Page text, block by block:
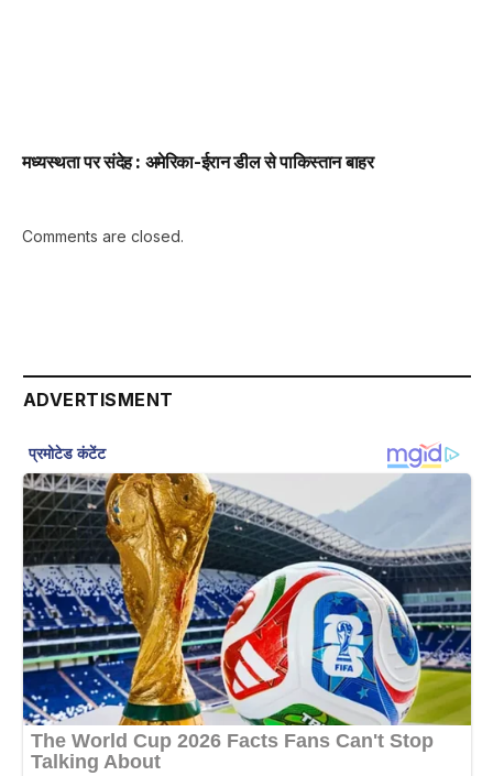
मध्यस्थता पर संदेह : अमेरिका-ईरान डील से पाकिस्तान बाहर
Comments are closed.
ADVERTISMENT